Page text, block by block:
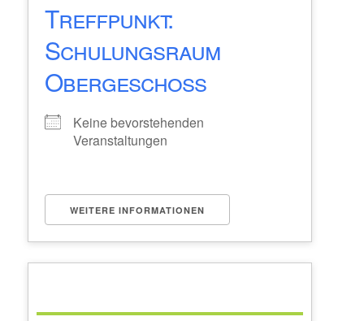
Treffpunkt:
Schulungsraum
Obergeschoss
Keine bevorstehenden
Veranstaltungen
WEITERE INFORMATIONEN